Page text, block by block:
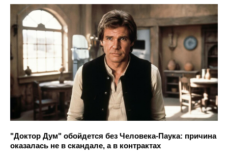
"Доктор Дум" обойдется без Человека-Паука: причина
оказалась не в скандале, а в контрактах